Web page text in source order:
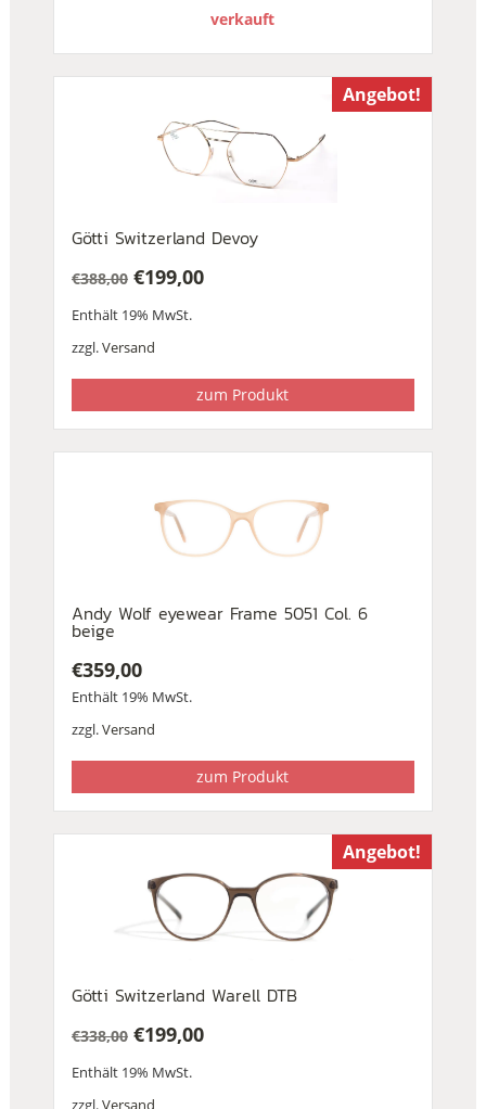
verkauft
Angebot!
Götti Switzerland Devoy
€388,00
Preis
war:
€199,00
Preis
ist:
Enthält 19% MwSt.
zzgl.Versand
zum Produkt
Andy Wolf eyewear Frame 5051 Col. 6
beige
€359,00
Enthält 19% MwSt.
zzgl.Versand
zum Produkt
Angebot!
Götti Switzerland Warell DTB
€338,00
Preis
war:
€199,00
Preis
ist:
Enthält 19% MwSt.
zzgl.Versand